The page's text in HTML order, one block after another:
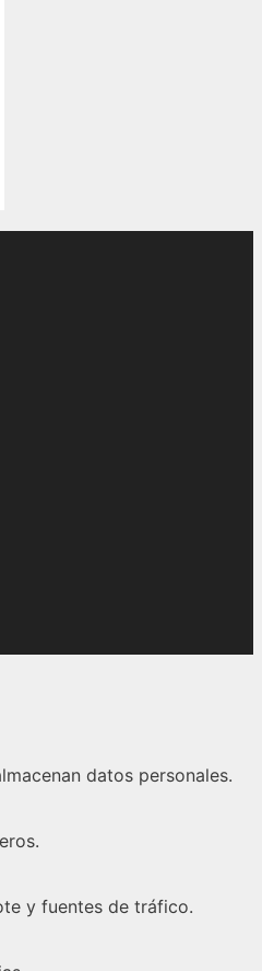
datos personales.
y fuentes de tráfico.